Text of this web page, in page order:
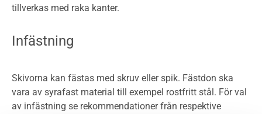
tillverkas med raka kanter.
Infästning
Skivorna kan fästas med skruv eller spik. Fästdon ska
vara av syrafast material till exempel rostfritt stål. För val
av infästning se rekommendationer från respektive